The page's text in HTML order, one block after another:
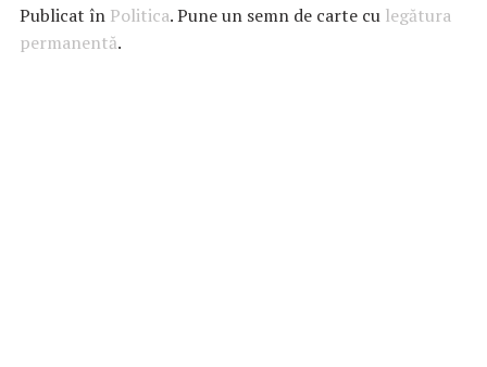
e
b
at
s
it k ai se p
Publicat în Politica. Pune un semn de carte cu legătura
permanentă.